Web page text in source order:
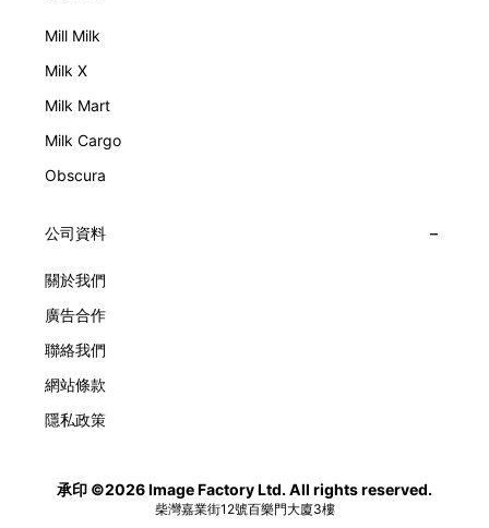
Mill Milk
Milk X
Milk Mart
Milk Cargo
Obscura
公司資料
關於我們
廣告合作
聯絡我們
網站條款
隱私政策
承印 ©2026 Image Factory Ltd. All rights reserved.
柴灣嘉業街12號百樂門大廈3樓